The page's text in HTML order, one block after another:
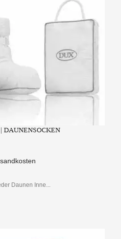
DAUNENSOCKEN
Daunen Inne...